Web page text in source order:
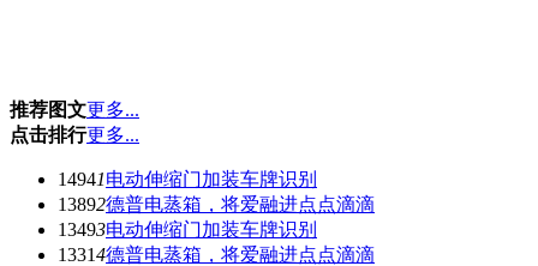
推荐图文更多...
点击排行更多...
14941电动伸缩门加装车牌识别
13892德普电蒸箱，将爱融进点点滴滴
13493电动伸缩门加装车牌识别
13314德普电蒸箱，将爱融进点点滴滴